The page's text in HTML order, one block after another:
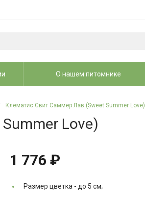
О нашем питомнике
Клематис Свит Саммер Лав (Sweet Summer Love)
Love)
1 776 ₽
Размер цветка - до 5 см;